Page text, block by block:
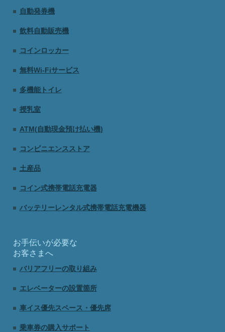
自動発券機
飲料自動販売機
コインロッカー
無料Wi-Fiサービス
多機能トイレ
授乳室
ATM(自動現金預け払い機)
コンビニエンスストア
土産品
コイン式携帯電話充電器
バッテリーレンタル式携帯電話充電機器
お手伝いが必要な
お客さまへ
バリアフリーの取り組み
エレベーターの設置箇所
車イス優先スペース・優先席
乗車券の購入サポート